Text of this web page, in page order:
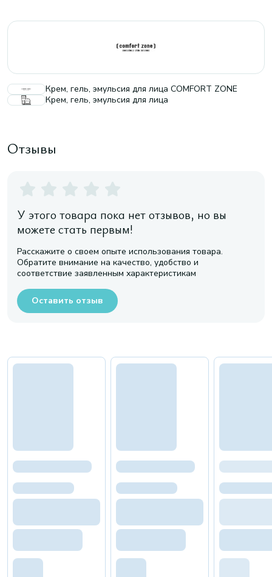
Крем, гель, эмульсия для лица COMFORT ZONE
Крем, гель, эмульсия для лица
Отзывы
У этого товара пока нет отзывов, но вы
можете стать первым!
Расскажите о своем опыте использования товара.
Обратите внимание на качество, удобство и
соответствие заявленным характеристикам
Оставить отзыв